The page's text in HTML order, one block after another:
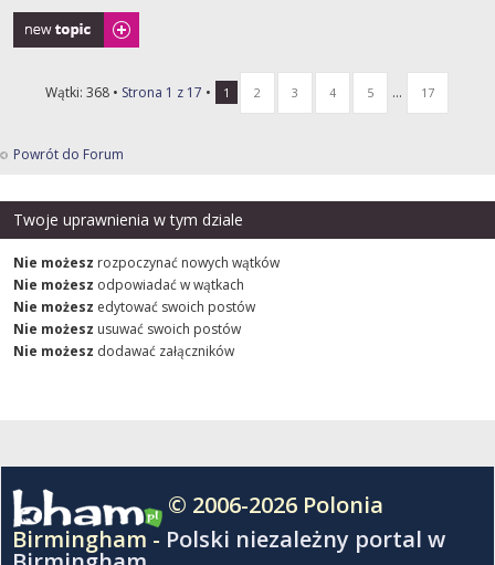
Napisz wątek
Wątki: 368 • Strona 1 z 17 • 1 2 3 4 5 ... 17
Powrót do Forum
Twoje uprawnienia w tym dziale
Nie możesz rozpoczynać nowych wątków
Nie możesz odpowiadać w wątkach
Nie możesz edytować swoich postów
Nie możesz usuwać swoich postów
Nie możesz dodawać załączników
© 2006-2026 Polonia
Birmingham - Polski niezależny portal w